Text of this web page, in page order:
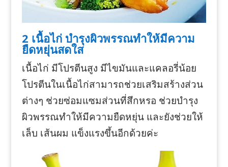
2 เนื้อไก่ บำรุงผิวพรรณทำให้มีความ
ยืดหยุ่นสดใส
เนื้อไก่ มีโปรตีนสูง มีไขมันและแคลอรี่น้อย
โปรตีนในเนื้อไก่สามารถช่วยเสริมสร้างส่วน
ต่างๆ ช่วยซ่อมแซมส่วนที่สึกหรอ ช่วยบำรุง
ผิวพรรณทำให้มีความยืดหยุ่น และยังช่วยให้
เล็บ เส้นผม แข็งแรงขึ้นอีกด้วยค่ะ